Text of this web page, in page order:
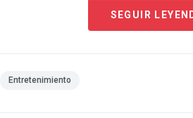
famosa, que ya adelantó dos de
noviembre del año pasado y en
SEGUIR
Entretenimiento